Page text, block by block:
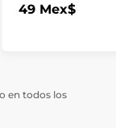
49 Mex$
en todos los